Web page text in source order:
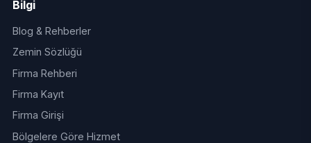
Bilgi
Blog & Rehberler
Zemin Sözlüğü
Firma Rehberi
Firma Kayıt
Firma Girişi
Bölgelere Göre Hizmet